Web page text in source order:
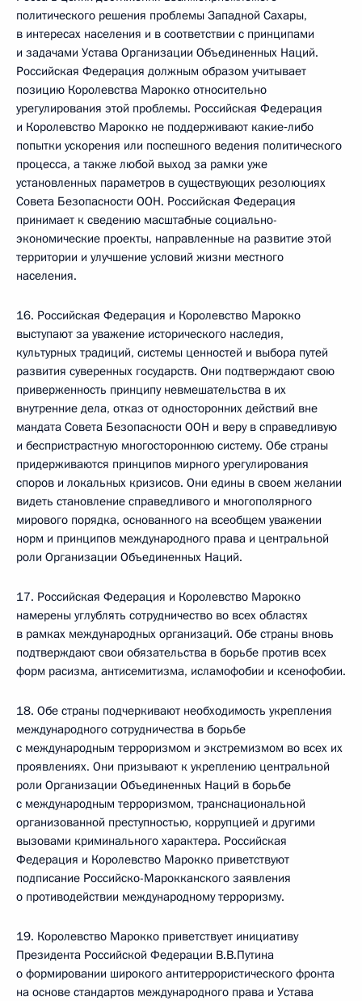
политического решения проблемы Западной Сахары,
в интересах населения и в соответствии с принципами
и задачами Устава Организации Объединенных Наций.
Российская Федерация должным образом учитывает
позицию Королевства Марокко относительно
урегулирования этой проблемы. Российская Федерация
и Королевство Марокко не поддерживают какие‑либо
попытки ускорения или поспешного ведения политического
процесса, а также любой выход за рамки уже
установленных параметров в существующих резолюциях
Совета Безопасности ООН. Российская Федерация
принимает к сведению масштабные социально-
экономические проекты, направленные на развитие этой
территории и улучшение условий жизни местного
населения.
16. Российская Федерация и Королевство Марокко
выступают за уважение исторического наследия,
культурных традиций, системы ценностей и выбора путей
развития суверенных государств. Они подтверждают свою
приверженность принципу невмешательства в их
внутренние дела, отказ от односторонних действий вне
мандата Совета Безопасности ООН и веру в справедливую
и беспристрастную многостороннюю систему. Обе страны
придерживаются принципов мирного урегулирования
споров и локальных кризисов. Они едины в своем желании
видеть становление справедливого и многополярного
мирового порядка, основанного на всеобщем уважении
норм и принципов международного права и центральной
роли Организации Объединенных Наций.
17. Российская Федерация и Королевство Марокко
намерены углублять сотрудничество во всех областях
в рамках международных организаций. Обе страны вновь
подтверждают свои обязательства в борьбе против всех
форм расизма, антисемитизма, исламофобии и ксенофобии.
18. Обе страны подчеркивают необходимость укрепления
международного сотрудничества в борьбе
с международным терроризмом и экстремизмом во всех их
проявлениях. Они призывают к укреплению центральной
роли Организации Объединенных Наций в борьбе
с международным терроризмом, транснациональной
организованной преступностью, коррупцией и другими
вызовами криминального характера. Российская
Федерация и Королевство Марокко приветствуют
подписание Российско-Марокканского заявления
о противодействии международному терроризму.
19. Королевство Марокко приветствует инициативу
Президента Российской Федерации В.В.Путина
о формировании широкого антитеррористического фронта
на основе стандартов международного права и Устава